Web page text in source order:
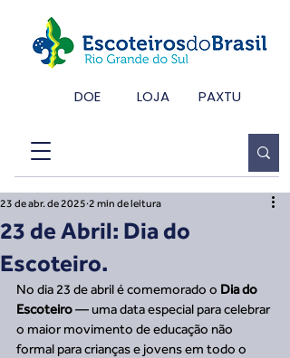
DOE LOJA PAXTU
23 de Abril: Dia do
Escoteiro.
23 de abr. de 2025 2 min de leitura
No dia 23 de abril é comemorado o Dia do
Escoteiro — uma data especial para celebrar
o maior movimento de educação não
formal para crianças e jovens em todo o